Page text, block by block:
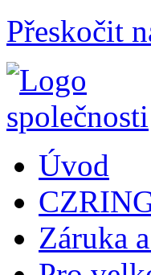
Přeskočit
Úvod
Záruka